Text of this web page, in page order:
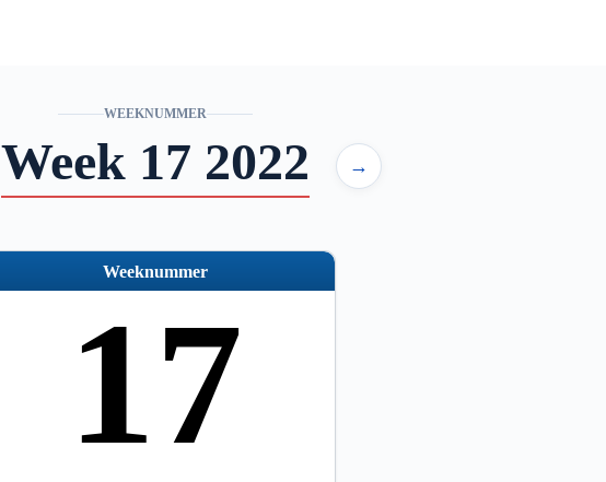
WEEKNUMMER
Week 17 2022 →
Weeknummer
17